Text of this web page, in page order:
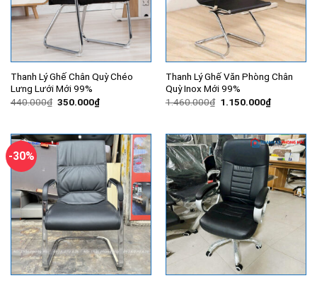
Thanh Lý Ghế Chân Quỳ Chéo
Lưng Lưới Mới 99%
440.000₫ Giá
350.000₫Giá
hiện
350.000₫.
Thanh Lý Ghế Văn Phòng Chân
Quỳ Inox Mới 99%
1.460.000₫ Giá
1.150.000₫Giá
hiện
-30%